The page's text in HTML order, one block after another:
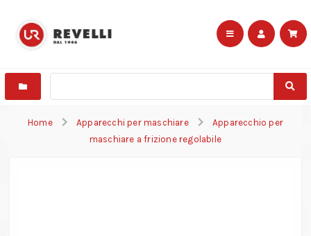
Home Apparecchi per maschiare
Apparecchio per
maschiare a frizione regolabile